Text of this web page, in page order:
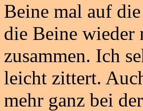
Beine mal auf
die Beine wieder
zusammen. Ich
leicht zittert.
mehr ganz bei